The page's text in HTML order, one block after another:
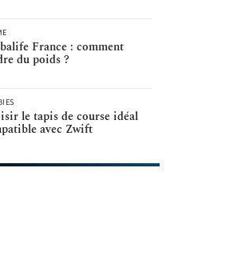
France : comment
du poids ?
le tapis de course idéal
avec Zwift